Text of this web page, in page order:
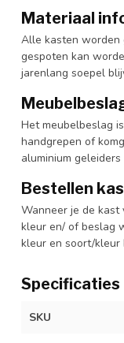
Materiaal
Alle kasten worden
gespoten kan
jarenlang soepel
Het meubelbeslag
handgrepen of
aluminium
Bestellen
Wanneer je de kast
kleur en/ of beslag
kleur en soort/kleur
Specificaties
SKU